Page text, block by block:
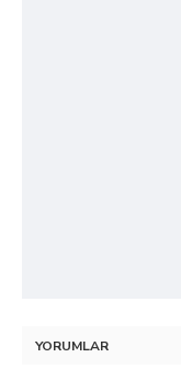
YORUMLAR